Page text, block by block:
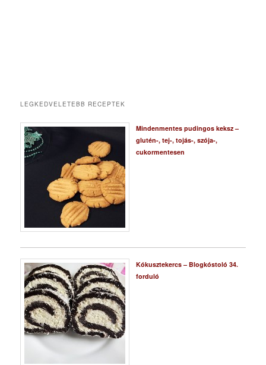
LEGKEDVELETEBB RECEPTEK
Mindenmentes pudingos keksz –
glutén-, tej-, tojás-, szója-,
cukormentesen
Kókusztekercs – Blogkóstoló 34.
forduló